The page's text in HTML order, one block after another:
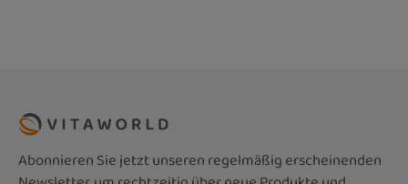
Abonnieren Sie jetzt unseren regelmäßig erscheinenden